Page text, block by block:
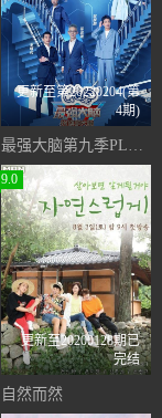
更新至第20220204(第
4期)
最强大脑第九季PLUS版
9.0
更新至20200128期已
完结
自然而然